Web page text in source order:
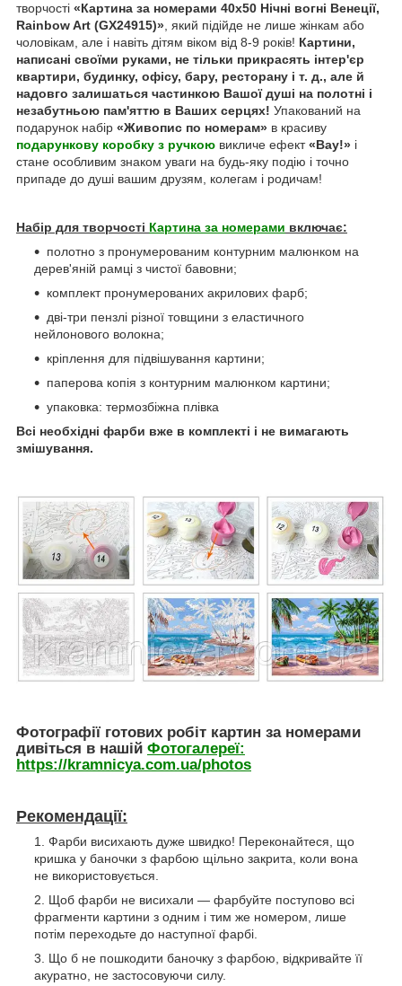
творчості «Картина за номерами 40x50 Нічні вогні Венеції,
Rainbow Art (GX24915)», який підійде не лише жінкам або
чоловікам, але і навіть дітям віком від 8-9 років! Картини,
написані своїми руками, не тільки прикрасять інтер'єр
квартири, будинку, офісу, бару, ресторану і т. д., але й
надовго залишаться частинкою Вашої душі на полотні і
незабутньою пам'яттю в Ваших серцях! Упакований на
подарунок набір «Живопис по номерам» в красиву
подарункову коробку з ручкою викличе ефект«Вау!» і
стане особливим знаком уваги на будь-яку подію і точно
припаде до душі вашим друзям, колегам і родичам!
Набір для творчості Картина за номерами включає:
полотно з пронумерованим контурним малюнком на
дерев'яній рамці з чистої бавовни;
комплект пронумерованих акрилових фарб;
дві-три пензлі різної товщини з еластичного
нейлонового волокна;
кріплення для підвішування картини;
паперова копія з контурним малюнком картини;
упаковка: термозбіжна плівка
Всі необхідні фарби вже в комплекті і не вимагають
змішування.
Фотографії готових робіт картин за номерами
дивіться в нашій Фотогалереї:
https://kramnicya.com.ua/photos
Рекомендації:
Фарби висихають дуже швидко! Переконайтеся, що
кришка у баночки з фарбою щільно закрита, коли вона
не використовується.
Щоб фарби не висихали — фарбуйте поступово всі
фрагменти картини з одним і тим же номером, лише
потім переходьте до наступної фарбі.
Що б не пошкодити баночку з фарбою, відкривайте її
акуратно, не застосовуючи силу.